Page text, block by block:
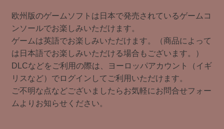
欧州版のゲームソフトは日本で発売されているゲームコ
ンソールでお楽しみいただけます。
ゲームは英語でお楽しみいただけます。（商品によって
は日本語でお楽しみいただける場合もございます。）
DLCなどをご利用の際は、ヨーロッパアカウント（イギ
リスなど）でログインしてご利用いただけます。
ご不明な点などございましたらお気軽にお問合せフォー
ムよりお知らせください。